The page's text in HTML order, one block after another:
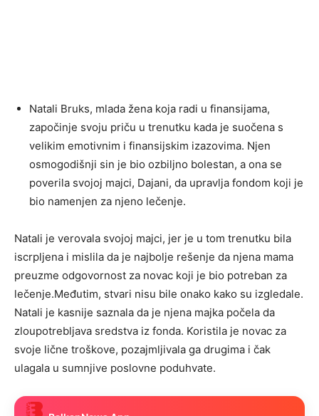
Natali Bruks, mlada žena koja radi u finansijama,
započinje svoju priču u trenutku kada je suočena s
velikim emotivnim i finansijskim izazovima. Njen
osmogodišnji sin je bio ozbiljno bolestan, a ona se
poverila svojoj majci, Dajani, da upravlja fondom koji je
bio namenjen za njeno lečenje.
Natali je verovala svojoj majci, jer je u tom trenutku bila
iscrpljena i mislila da je najbolje rešenje da njena mama
preuzme odgovornost za novac koji je bio potreban za
lečenje.Međutim, stvari nisu bile onako kako su izgledale.
Natali je kasnije saznala da je njena majka počela da
zloupotrebljava sredstva iz fonda. Koristila je novac za
svoje lične troškove, pozajmljivala ga drugima i čak
ulagala u sumnjive poslovne poduhvate.